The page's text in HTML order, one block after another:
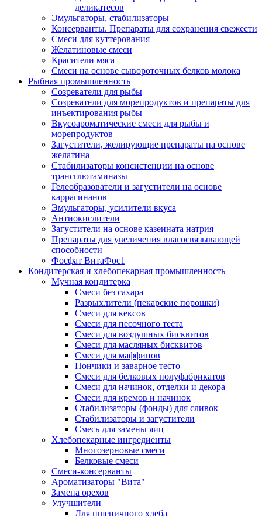
деликатесов
Эмульгаторы, стабилизаторы
Консерванты. Препараты для сохранения свежести
Смеси для куттерования
Желатиновые смеси
Красители мяса
Смеси на основе сывороточных белков молока
Рыбная промышленность
Созреватели для рыбы
Созреватели для морепродуктов и препараты для
инъектирования рыбы
Вкусоароматические смеси для рыбы и
морепродуктов
Загустители, желирующие препараты на основе
желатина
Стабилизаторы консистенции на основе
трансглютаминазы
Гелеобразователи и загустители на основе
каррагинанов
Эмульгаторы, усилители вкуса
Антиокислители
Загустители на основе казеината натрия
Препараты для увеличения влагосвязывающей
способности
Фосфат ВитаФос1
Кондитерская и хлебопекарная промышленность
Мучная кондитерка
Смеси без сахара
Разрыхлители (пекарские порошки)
Смеси для кексов
Смеси для песочного теста
Смеси для воздушных бисквитов
Смеси для масляных бисквитов
Смеси для маффинов
Пончики и заварное тесто
Cмеси для белковых полуфабрикатов
Смеси для начинок, отделки и декора
Смеси для кремов и начинок
Стабилизаторы (фонды) для сливок
Стабилизаторы и загустители
Смесь для замены яиц
Хлебопекарные ингредиенты
Многозерновые смеси
Белковые смеси
Смеси-консерванты
Ароматизаторы "Вита"
Замена орехов
Улучшители
Для пшеничного хлеба